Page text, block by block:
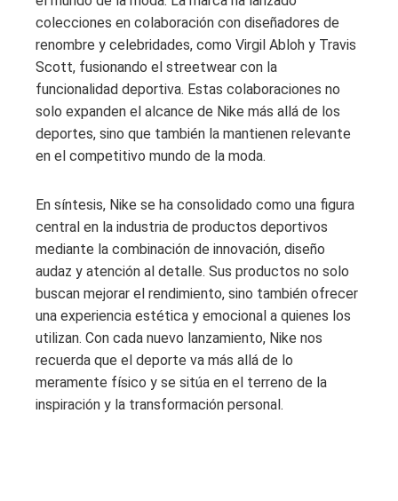
colecciones en colaboración con diseñadores de
renombre y celebridades, como Virgil Abloh y Travis
Scott, fusionando el streetwear con la
funcionalidad deportiva. Estas colaboraciones no
solo expanden el alcance de Nike más allá de los
deportes, sino que también la mantienen relevante
en el competitivo mundo de la moda.
En síntesis, Nike se ha consolidado como una figura
central en la industria de productos deportivos
mediante la combinación de innovación, diseño
audaz y atención al detalle. Sus productos no solo
buscan mejorar el rendimiento, sino también ofrecer
una experiencia estética y emocional a quienes los
utilizan. Con cada nuevo lanzamiento, Nike nos
recuerda que el deporte va más allá de lo
meramente físico y se sitúa en el terreno de la
inspiración y la transformación personal.